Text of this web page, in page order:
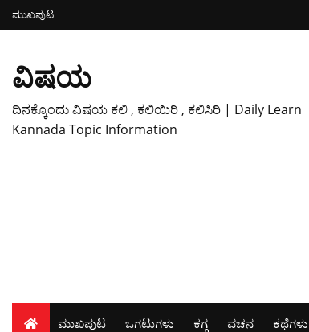
ಮುಖಪುಟ
ವಿಷಯ
ದಿನಕ್ಕೊಂದು ವಿಷಯ ಕಲಿ , ಕಲಿಯಿರಿ , ಕಲಿಸಿರಿ | Daily Learn
Kannada Topic Information
ಮುಖಪುಟ ಒಗಟುಗಳು ಕಗ್ಗ ವಚನ ಕಥೆಗಳು